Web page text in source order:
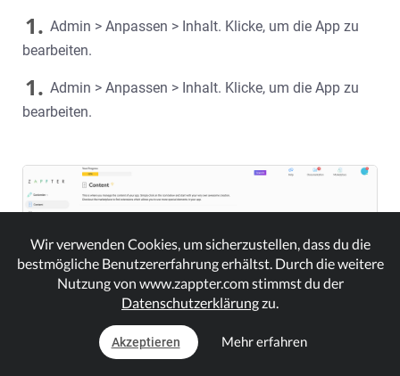
1. Admin > Anpassen > Inhalt. Klicke, um die App zu
bearbeiten.
1. Admin > Anpassen > Inhalt. Klicke, um die App zu
bearbeiten.
Wir verwenden Cookies, um sicherzustellen, dass du die
bestmögliche Benutzererfahrung erhältst. Durch die weitere
Nutzung von www.zappter.com stimmst du der
Datenschutzerklärungzu.
Akzeptieren Mehr erfahren